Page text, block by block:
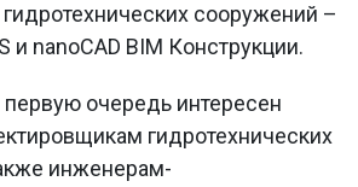
сооружений –
и nanoCAD BIM Конструкции.
очередь интересен
гидротехнических
инженерам-